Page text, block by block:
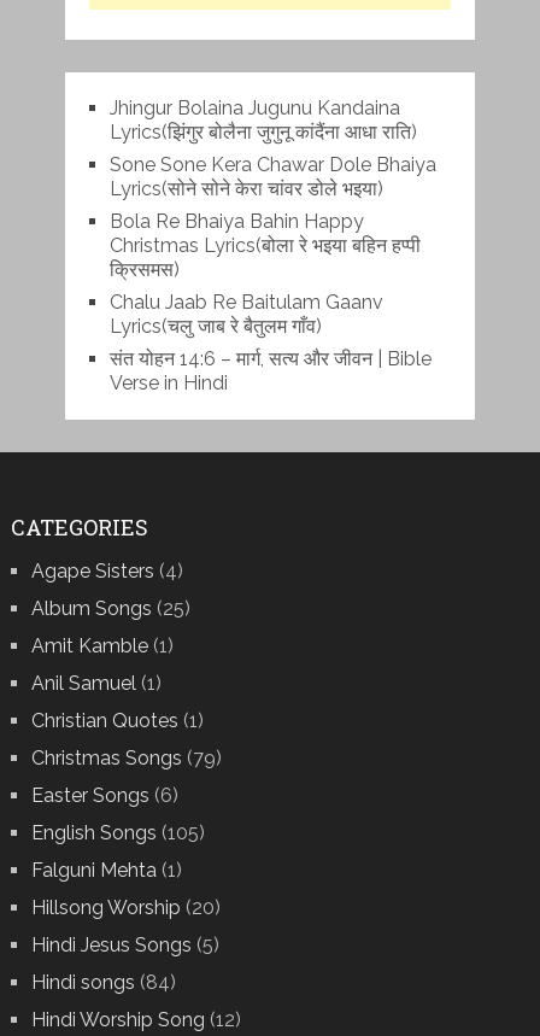
Jhingur Bolaina Jugunu Kandaina
Lyrics(झिंगुर बोलैना जुगुनू कांदैंना आधा राति)
Sone Sone Kera Chawar Dole Bhaiya
Lyrics(सोने सोने केरा चांवर डोले भइया)
Bola Re Bh‌aiya Bahin Happy
Christmas Lyrics(बोला रे भ‌इया बहिन हप्पी
क्रिसमस)
Chalu Jaab Re Baitulam Gaanv
Lyrics(चलु जाब रे बैतुलम गाँव)
संत योहन 14:6 – मार्ग, सत्य और जीवन | Bible
Verse in Hindi
CATEGORIES
Agape Sisters (4)
Album Songs (25)
Amit Kamble(1)
Anil Samuel(1)
Christian Quotes (1)
Christmas Songs (79)
Easter Songs (6)
English Songs (105)
Falguni Mehta(1)
Hillsong Worship (20)
Hindi Jesus Songs (5)
Hindi songs (84)
Hindi Worship Song (12)